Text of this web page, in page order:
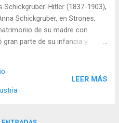
Schickgruber-Hitler (1837-1903),
Schickgruber, en Strones,
de su madre con
gran parte de su infancia y
1851 a 1855, Alois estuvo como
pariente Ledermüller, primero
adonde llegó en 1853. Allí
LEER MÁS